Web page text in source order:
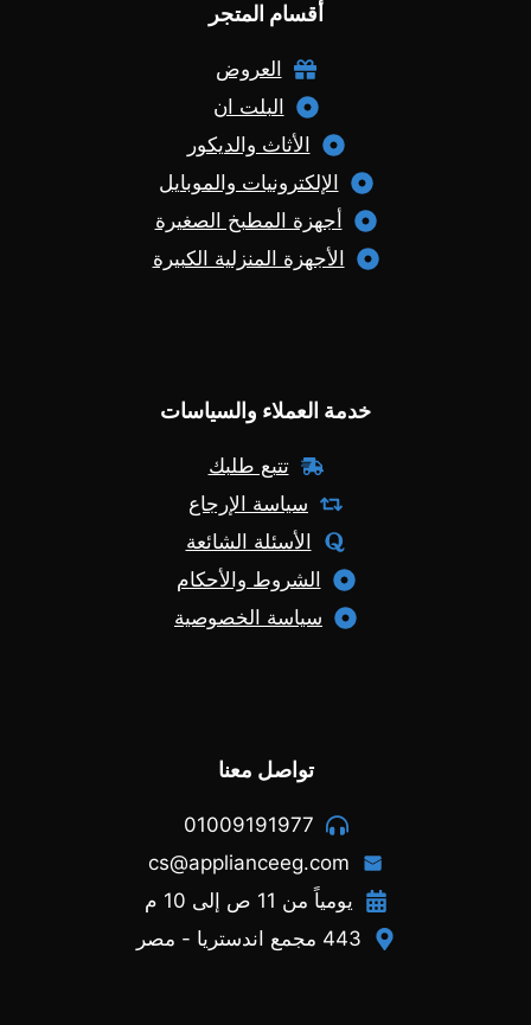
أقسام المتجر
العروض
البلت ان
الأثاث والديكور
الإلكترونيات والموبايل
أجهزة المطبخ الصغيرة
الأجهزة المنزلية الكبيرة
خدمة العملاء والسياسات
تتبع طلبك
سياسة الإرجاع
الأسئلة الشائعة
الشروط والأحكام
سياسة الخصوصية
تواصل معنا
01009191977
cs@applianceeg.com
يومياً من 11 ص إلى 10 م
443 مجمع اندستريا - مصر